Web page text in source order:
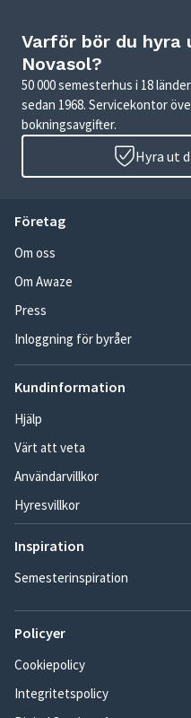
Varför bör du
Novasol?
50 000 semesterhus i 18
sedan 1968. Servicekontor
bokningsavgifter.
Hyra ut
Företag
Om oss
Om Awaze
Press
Inloggning för byråer
Kundinformation
Hjälp
Värt att veta
Användarvillkor
Hyresvillkor
Inspiration
Semesterinspiration
Policyer
Cookiepolicy
Integritetspolicy